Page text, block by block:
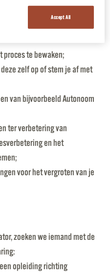
als Procesoperator:
dat de productie
proces te bewaken;
zelf op of stem je af met
van bijvoorbeeld Autonoom
ter verbetering van
en het
voor het vergroten van je
zoeken we iemand met de
opleiding richting
Accept All